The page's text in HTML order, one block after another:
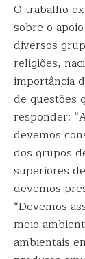
O trabalho
sobre o
diversos
religiões,
importância
de questões
responder:
devemos
dos grupos
superiores
devemos
“Devemos
meio
ambientais